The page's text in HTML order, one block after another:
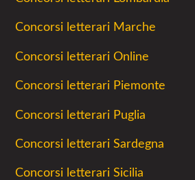
Concorsi letterari Marche
Concorsi letterari Online
Concorsi letterari Piemonte
Concorsi letterari Puglia
Concorsi letterari Sardegna
Concorsi letterari Sicilia